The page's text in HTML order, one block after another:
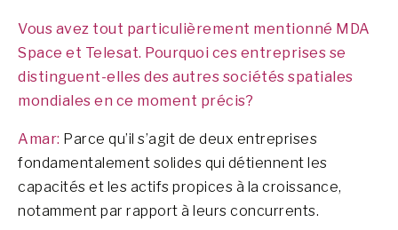
Vous avez tout particulièrement mentionné MDA
Space et Telesat. Pourquoi ces entreprises se
distinguent-elles des autres sociétés spatiales
mondiales en ce moment précis?
Amar: Parce qu’il s’agit de deux entreprises
fondamentalement solides qui détiennent les
capacités et les actifs propices à la croissance,
notamment par rapport à leurs concurrents.